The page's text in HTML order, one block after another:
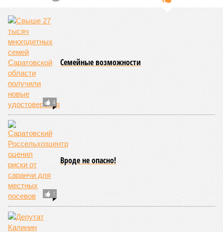
4
Семейные возможности
1
Вроде не опасно!